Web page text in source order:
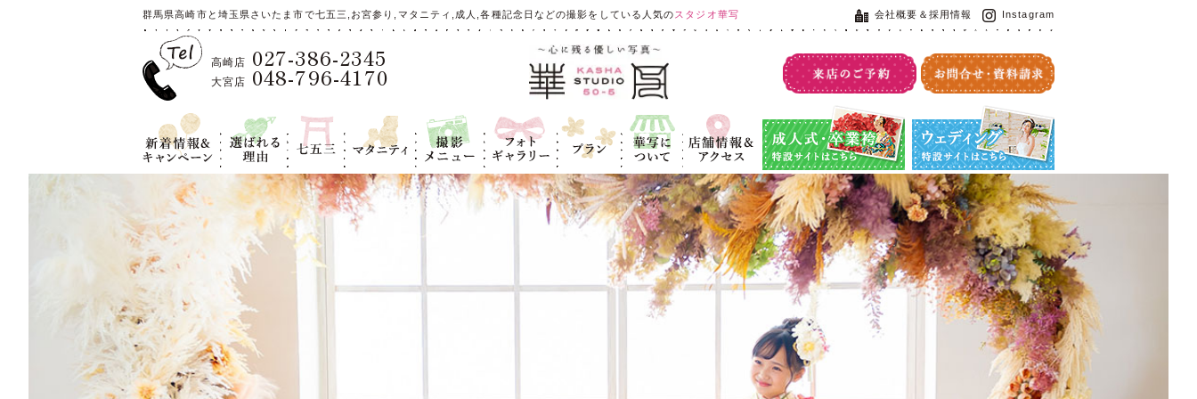
群馬県高崎市と埼玉県さいたま市で七五三,お宮参り,マタニティ,成人,各種記念日などの撮影をしている人気のスタジオ華写
高崎店 027-386-2345
大宮店 048-796-4170
会社概要＆採用情報 Instagram
新着情報＆キ
ャンペーン
選ばれる理
由
七五三 マタニティ
撮影メニュ
ー
フォトギャラ
リー
プラン
華写につい
て
店舗情報＆ア
クセス
成人式・卒業袴特設サイト ウエディング特設サイト